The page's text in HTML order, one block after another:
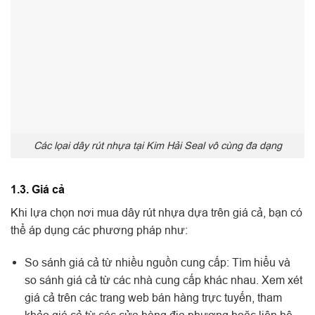
Các lọai dây rút nhựa tại Kim Hải Seal vô cùng đa dạng
1.3. Giá cả
Khi lựa chọn nơi mua dây rút nhựa dựa trên giá cả, bạn có
thể áp dụng các phương pháp như:
So sánh giá cả từ nhiều nguồn cung cấp: Tìm hiểu và
so sánh giá cả từ các nhà cung cấp khác nhau. Xem xét
giá cả trên các trang web bán hàng trực tuyến, tham